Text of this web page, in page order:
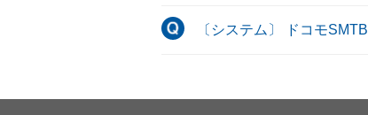
〔システム〕 ドコモ